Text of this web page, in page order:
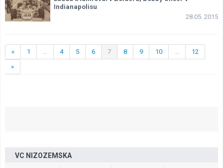
Indianapolisu
28.05. 2015
« 1 … 4 5 6 7 8 9 10 …
12
»
VC NIZOZEMSKA